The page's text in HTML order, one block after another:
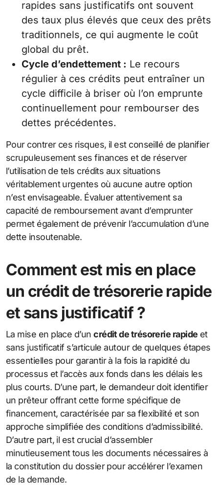
rapides sans justificatifs ont souvent
des taux plus élevés que ceux des prêts
traditionnels, ce qui augmente le coût
global du prêt.
Cycle d’endettement : Le recours
régulier à ces crédits peut entraîner un
cycle difficile à briser où l’on emprunte
continuellement pour rembourser des
dettes précédentes.
Pour contrer ces risques, il est conseillé de planifier
scrupuleusement ses finances et de réserver
l’utilisation de tels crédits aux situations
véritablement urgentes où aucune autre option
n’est envisageable. Évaluer attentivement sa
capacité de remboursement avant d’emprunter
permet également de prévenir l’accumulation d’une
dette insoutenable.
Comment est mis en place
un crédit de trésorerie rapide
et sans justificatif ?
La mise en place d’uncrédit de trésorerie rapide et
sans justificatif s’articule autour de quelques étapes
essentielles pour garantir à la fois la rapidité du
processus et l’accès aux fonds dans les délais les
plus courts. D’une part, le demandeur doit identifier
un prêteur offrant cette forme spécifique de
financement, caractérisée par sa flexibilité et son
approche simplifiée des conditions d’admissibilité.
D’autre part, il est crucial d’assembler
minutieusement tous les documents nécessaires à
la constitution du dossier pour accélérer l’examen
de la demande.